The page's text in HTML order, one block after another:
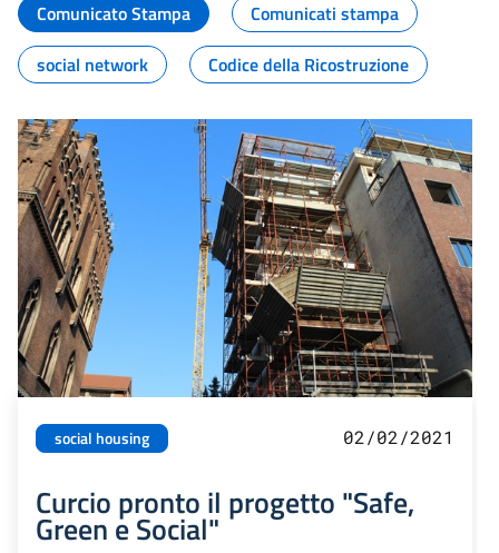
Comunicato Stampa
Comunicati stampa
social network
Codice della Ricostruzione
social housing 02/02/2021
Curcio pronto il progetto "Safe,
Green e Social"